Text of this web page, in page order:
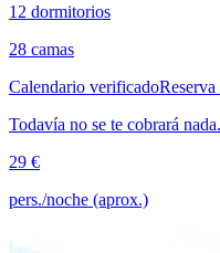
12 dormitorios
28 camas
Calendario verificado
Todavía no se te cobrará nada.
29 €
pers./noche (aprox.)